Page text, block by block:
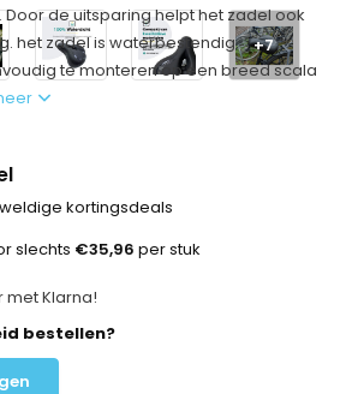
+7
de uitsparing helpt het zadel ook
het zadel is waterbestendig.
te monteren op een breed scala
kortingsdeals
slechts €35,96 per stuk
met Klarna!
bestellen?